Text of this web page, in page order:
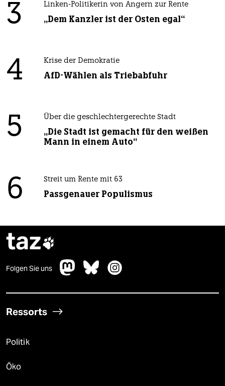
3 Linken-Politikerin von Angern zur Rente
„Dem Kanzler ist der Osten egal“
4 Krise der Demokratie
AfD-Wählen als Triebabfuhr
5 Über die geschlechtergerechte Stadt
„Die Stadt ist gemacht für den weißen
Mann in einem Auto“
6 Streit um Rente mit 63
Passgenauer Populismus
taz
Folgen Sie uns
Ressorts
Politik
Öko